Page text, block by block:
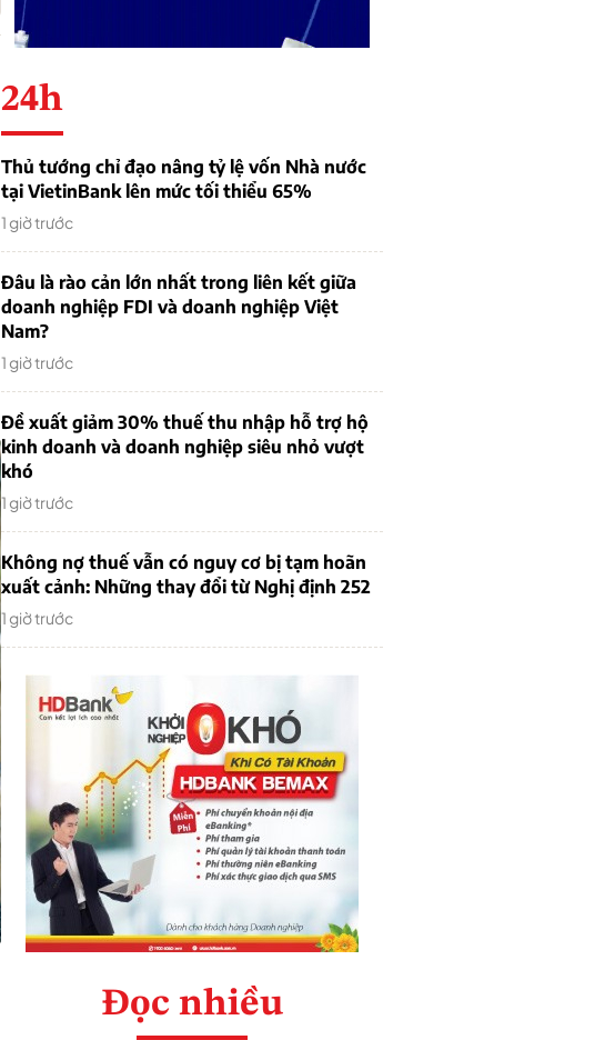
24h
Thủ tướng chỉ đạo nâng tỷ lệ vốn Nhà nước
tại VietinBank lên mức tối thiểu 65%
1 giờ trước
Đâu là rào cản lớn nhất trong liên kết giữa
doanh nghiệp FDI và doanh nghiệp Việt
Nam?
1 giờ trước
Đề xuất giảm 30% thuế thu nhập hỗ trợ hộ
kinh doanh và doanh nghiệp siêu nhỏ vượt
khó
1 giờ trước
Không nợ thuế vẫn có nguy cơ bị tạm hoãn
xuất cảnh: Những thay đổi từ Nghị định 252
1 giờ trước
Đọc nhiều